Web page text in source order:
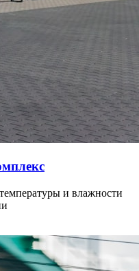
и влажности